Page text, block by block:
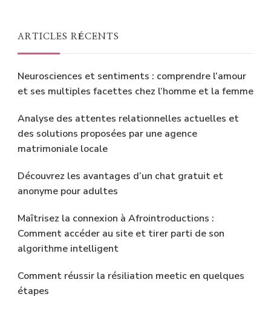
ARTICLES RÉCENTS
Neurosciences et sentiments : comprendre l’amour
et ses multiples facettes chez l’homme et la femme
Analyse des attentes relationnelles actuelles et
des solutions proposées par une agence
matrimoniale locale
Découvrez les avantages d’un chat gratuit et
anonyme pour adultes
Maîtrisez la connexion à Afrointroductions :
Comment accéder au site et tirer parti de son
algorithme intelligent
Comment réussir la résiliation meetic en quelques
étapes